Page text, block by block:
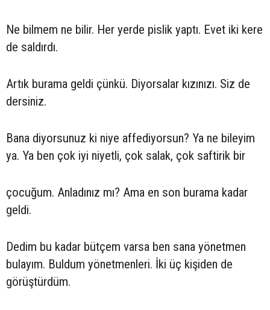
Ne bilmem ne bilir. Her yerde pislik yaptı. Evet iki kere
de saldırdı.
Artık burama geldi çünkü. Diyorsalar kızınızı. Siz de
dersiniz.
Bana diyorsunuz ki niye affediyorsun? Ya ne bileyim
ya. Ya ben çok iyi niyetli, çok salak, çok saftirik bir
çocuğum. Anladınız mı? Ama en son burama kadar
geldi.
Dedim bu kadar bütçem varsa ben sana yönetmen
bulayım. Buldum yönetmenleri. İki üç kişiden de
görüştürdüm.